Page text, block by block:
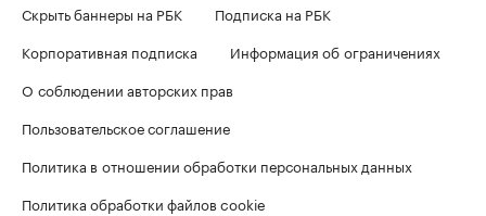
Скрыть баннеры на РБК
Подписка на РБК
Корпоративная подписка
Информация об ограничениях
О соблюдении авторских прав
Пользовательское соглашение
Политика в отношении обработки персональных данных
Политика обработки файлов cookie